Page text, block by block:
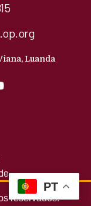
Luanda
reservados.
PT